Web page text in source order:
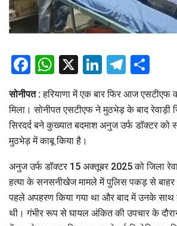
Facebook
WhatsApp
X LinkedIn
सोनीपत :हरियाणा में एक बार फिर आज एसटीएफ
मिला। सोनीपत एसटीएफ ने मुठभेड़ के बाद रेवाड़ी
सिरदर्द बने कुख्यात बदमाश अनुज उर्फ डॉक्टर को
मुठभेड़ में काबू किया है।
अनुज उर्फ डॉक्टर 15 अक्तूबर 2025 को जिला
हत्या के सनसनीखेज मामले में पुलिस पकड़ से
पहले अपहरण किया गया था और बाद में उनके साथ
थी। गंभीर रूप से घायल अंकित की उपचार के